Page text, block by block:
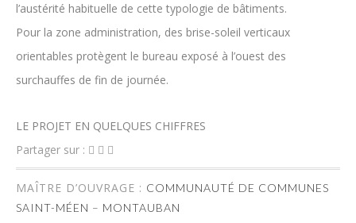
l’austérité habituelle de cette typologie de bâtiments.
Pour la zone administration, des brise-soleil verticaux
orientables protègent le bureau exposé à l’ouest des
surchauffes de fin de journée.
LE PROJET EN QUELQUES CHIFFRES
Partager sur :
MAÎTRE D’OUVRAGE : COMMUNAUTÉ DE COMMUNES
SAINT-MÉEN – MONTAUBAN